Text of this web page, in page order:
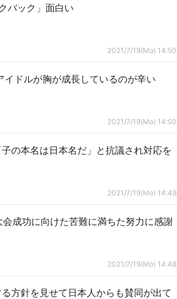
バック」面白い
2021/7/19(Mo) 14:50
イドルが胸が成長しているのが辛い
2021/7/19(Mo) 14:50
の本名は日本名だ」と抗議され対応を
2021/7/19(Mo) 14:49
会成功に向けた苦難に満ちた努力に感謝
2021/7/19(Mo) 14:48
方針を見せて日本人からも賛同が出て